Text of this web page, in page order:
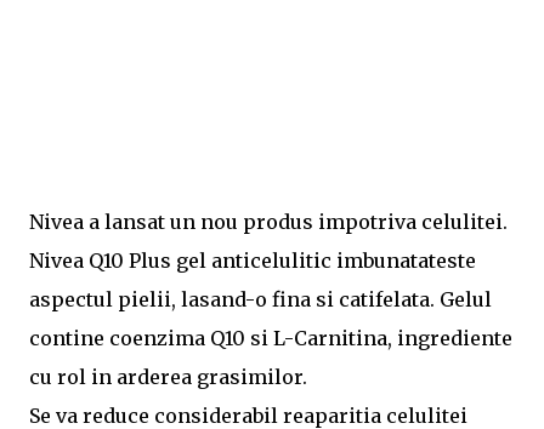
Nivea a lansat un nou produs impotriva celulitei.
Nivea Q10 Plus gel anticelulitic imbunatateste
aspectul pielii, lasand-o fina si catifelata. Gelul
contine coenzima Q10 si L-Carnitina, ingrediente
cu rol in arderea grasimilor.
Se va reduce considerabil reaparitia celulitei